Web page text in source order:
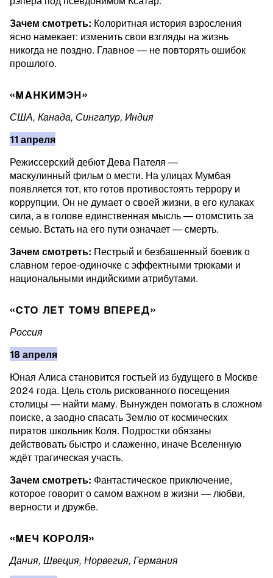
Зачем смотреть: Колоритная история взросления
ясно намекает: изменить свои взгляды на жизнь
никогда не поздно. Главное — не повторять ошибок
прошлого.
«МАНКИМЭН»
США, Канада, Сингапур, Индия
11 апреля
Режиссерский дебют Дева Пателя —
маскулинный фильм о мести. На улицах Мумбая
появляется тот, кто готов противостоять террору и
коррупции. Он не думает о своей жизни, в его кулаках
сила, а в голове единственная мысль — отомстить за
семью. Встать на его пути означает — смерть.
Зачем смотреть: Пестрый и безбашенный боевик о
славном герое-одиночке с эффектными трюками и
национальными индийскими атрибутами.
«СТО ЛЕТ ТОМУ ВПЕРЕД»
Россия
18 апреля
Юная Алиса становится гостьей из будущего в Москве
2024 года. Цель столь рискованного посещения
столицы — найти маму. Вынужден помогать в сложном
поиске, а заодно спасать Землю от космических
пиратов школьник Коля. Подростки обязаны
действовать быстро и слаженно, иначе Вселенную
ждёт трагическая участь.
Зачем смотреть: Фантастическое приключение,
которое говорит о самом важном в жизни — любви,
верности и дружбе.
«МЕЧ КОРОЛЯ»
Дания, Швеция, Норвегия, Германия